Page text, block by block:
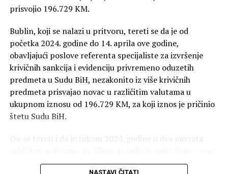
prisvojio 196.729 KM.
Bublin, koji se nalazi u pritvoru, tereti se da je od
početka 2024. godine do 14. aprila ove godine,
obavljajući poslove referenta specijaliste za izvršenje
krivičnih sankcija i evidenciju privremeno oduzetih
predmeta u Sudu BiH, nezakonito iz više krivičnih
predmeta prisvajao novac u različitim valutama u
ukupnom iznosu od 196.729 KM, za koji iznos je pričinio
štetu Sudu BiH.
On se tereti i da je tokom 2024. godine u dva navrata
novca, saopšteno je iz Tužilaštva BiH.
NASTAVI ČITATI